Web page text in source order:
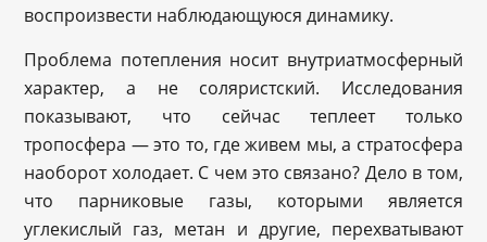
воспроизвести наблюдающуюся динамику.
Проблема потепления носит внутриатмосферный
характер, а не соляристский. Исследования
показывают, что сейчас теплеет только
тропосфера — это то, где живем мы, а стратосфера
наоборот холодает. С чем это связано? Дело в том,
что парниковые газы, которыми является
углекислый газ, метан и другие, перехватывают